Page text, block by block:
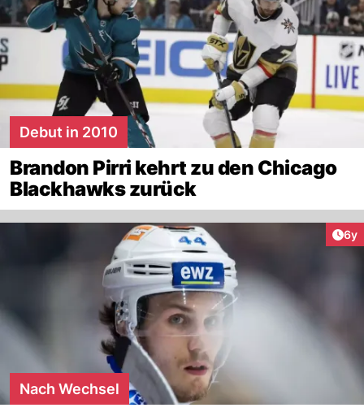
Debut in 2010
Brandon Pirri kehrt zu den Chicago
Blackhawks zurück
6y
Nach Wechsel